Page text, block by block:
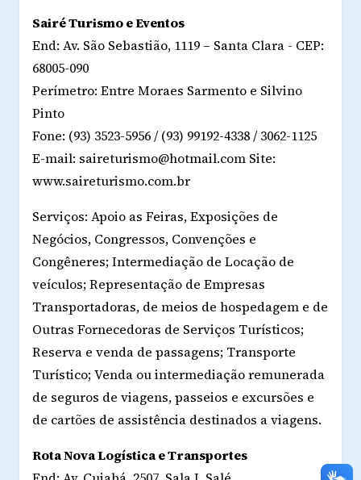
Sairé Turismo e Eventos
End: Av. São Sebastião, 1119 – Santa Clara - CEP:
68005-090
Perímetro: Entre Moraes Sarmento e Silvino
Pinto
Fone: (93) 3523-5956 / (93) 99192-4338 / 3062-1125
E-mail: saireturismo@hotmail.com Site:
www.saireturismo.com.br
Serviços: Apoio as Feiras, Exposições de
Negócios, Congressos, Convenções e
Congêneres; Intermediação de Locação de
veículos; Representação de Empresas
Transportadoras, de meios de hospedagem e de
Outras Fornecedoras de Serviços Turísticos;
Reserva e venda de passagens; Transporte
Turístico; Venda ou intermediação remunerada
de seguros de viagens, passeios e excursões e
de cartões de assistência destinados a viagens.
Rota Nova Logística e Transportes